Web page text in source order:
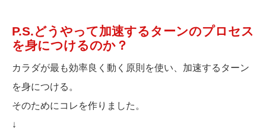
P.S.どうやって加速するターンのプロセス
を身につけるのか？
カラダが最も効率良く動く原則を使い、加速するターン
を身につける。
そのためにコレを作りました。
↓